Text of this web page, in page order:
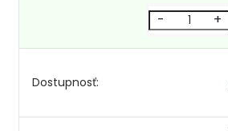
Dostupnosť:
- +